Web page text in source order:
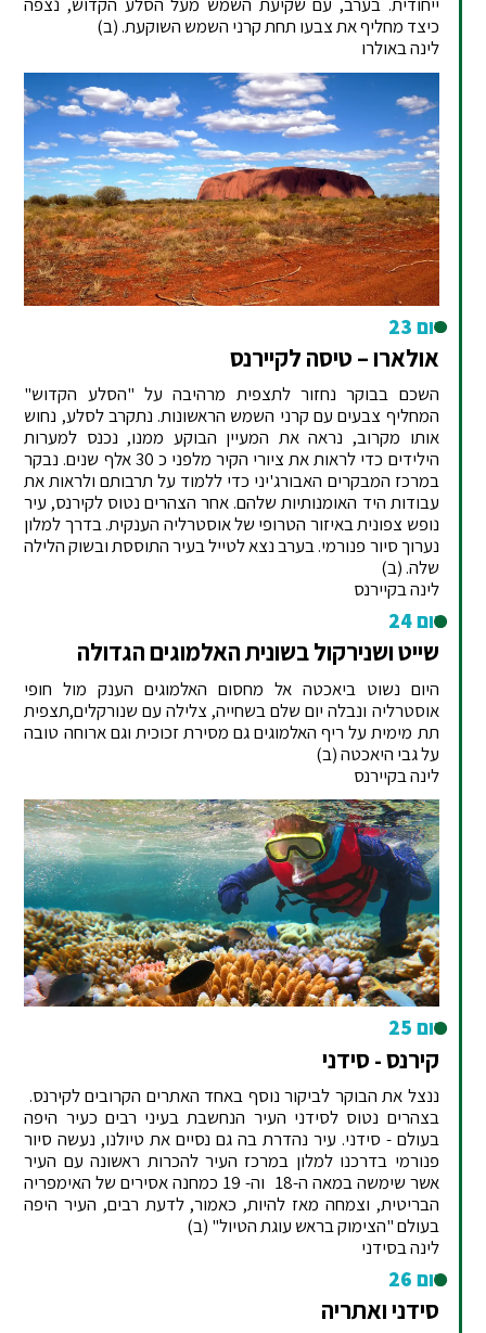
כיצד מחליף את צבעו תחת קרני השמש השוקעת. (ב)
לינה באולרו
יום 23
אולארו – טיסה לקיירנס
השכם בבוקר נחזור לתצפית מרהיבה על "הסלע הקדוש"
המחליף צבעים עם קרני השמש הראשונות. נתקרב לסלע, נחוש
אותו מקרוב, נראה את המעיין הבוקע ממנו, נכנס למערות
הילידים כדי לראות את ציורי הקיר מלפני כ 30 אלף שנים. נבקר
במרכז המבקרים האבורג'יני כדי ללמוד על תרבותם ולראות את
עבודות היד האומנותיות שלהם. אחר הצהרים נטוס לקירנס, עיר
נופש צפונית באיזור הטרופי של אוסטרליה הענקית. בדרך למלון
נערוך סיור פנורמי. בערב נצא לטייל בעיר התוססת ובשוק הלילה
שלה. (ב)
לינה בקיירנס
יום 24
שייט ושנירקול בשונית האלמוגים הגדולה
היום נשוט ביאכטה אל מחסום האלמוגים הענק מול חופי
אוסטרליה ונבלה יום שלם בשחייה, צלילה עם שנורקלים,תצפית
תת מימית על ריף האלמוגים גם מסירת זכוכית וגם ארוחה טובה
על גבי היאכטה (ב)
לינה בקיירנס
יום 25
קירנס - סידני
ננצל את הבוקר לביקור נוסף באחד האתרים הקרובים לקירנס.
בצהרים נטוס לסידני העיר הנחשבת בעיני רבים כעיר היפה
בעולם - סידני. עיר נהדרת בה גם נסיים את טיולנו, נעשה סיור
פנורמי בדרכנו למלון במרכז העיר להכרות ראשונה עם העיר
אשר שימשה במאה ה-18 וה- 19 כמחנה אסירים של האימפריה
הבריטית, וצמחה מאז להיות, כאמור, לדעת רבים, העיר היפה
בעולם "הצימוק בראש עוגת הטיול" (ב)
לינה בסידני
יום 26
סידני ואתריה